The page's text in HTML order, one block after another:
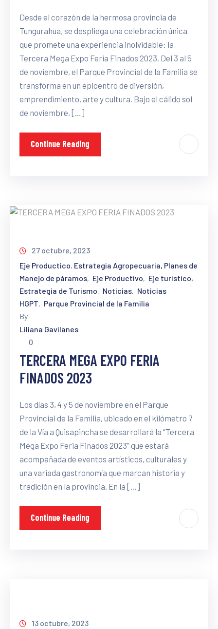
Desde el corazón de la hermosa provincia de
Tungurahua, se despliega una celebración única
que promete una experiencia inolvidable: la
Tercera Mega Expo Feria Finados 2023. Del 3 al 5
de noviembre, el Parque Provincial de la Familia se
transforma en un epicentro de diversión,
emprendimiento, arte y cultura. Bajo el cálido sol
de noviembre, […]
Continue Reading
27 octubre, 2023
Eje Productico. Estrategia Agropecuaria, Planes de
Manejo de páramos‚ Eje Productivo‚ Eje turístico,
Estrategia de Turismo‚ Noticias‚ Noticias
HGPT‚ Parque Provincial de la Familia
By
Liliana Gavilanes
0
TERCERA MEGA EXPO FERIA
FINADOS 2023
Los días 3, 4 y 5 de noviembre en el Parque
Provincial de la Familia, ubicado en el kilómetro 7
de la Vía a Quisapincha se desarrollará la “Tercera
Mega Expo Feria Finados 2023” que estará
acompañada de eventos artísticos, culturales y
una variada gastronomía que marcan historia y
tradición en la provincia. En la […]
Continue Reading
13 octubre, 2023